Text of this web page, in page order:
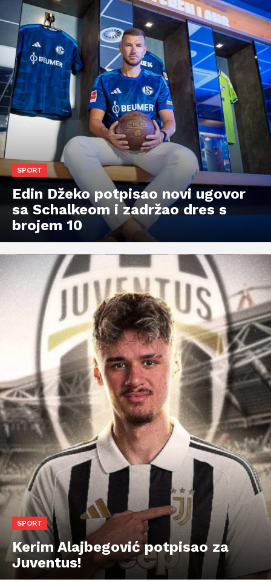
SPORT
Edin Džeko potpisao novi ugovor
sa Schalkeom i zadržao dres s
brojem 10
SPORT
Kerim Alajbegović potpisao za
Juventus!